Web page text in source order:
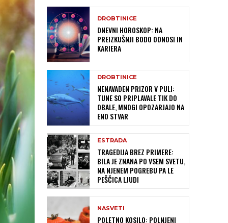
DROBTINICE
DNEVNI HOROSKOP: NA
PREIZKUŠNJI BODO ODNOSI IN
KARIERA
DROBTINICE
NENAVADEN PRIZOR V PULI:
TUNE SO PRIPLAVALE TIK DO
OBALE, MNOGI OPOZARJAJO NA
ENO STVAR
ESTRADA
TRAGEDIJA BREZ PRIMERE:
BILA JE ZNANA PO VSEM SVETU,
NA NJENEM POGREBU PA LE
PEŠČICA LJUDI
NASVETI
POLETNO KOSILO: POLNJENI